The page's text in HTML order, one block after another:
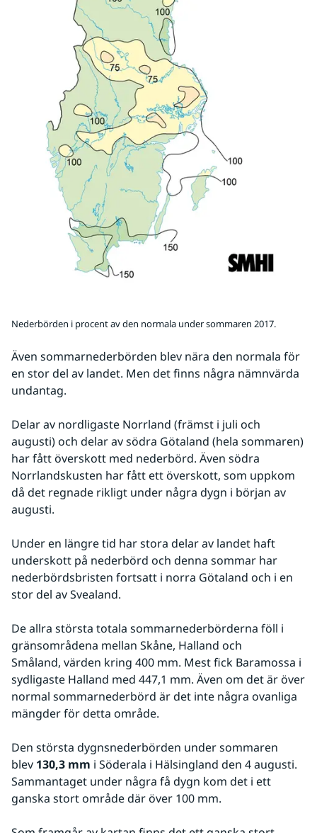
Nederbörden i procent av den normala under sommaren 2017.
Även sommarnederbörden blev nära den normala för
en stor del av landet. Men det finns några nämnvärda
undantag.
Delar av nordligaste Norrland (främst i juli och
augusti) och delar av södra Götaland (hela sommaren)
har fått överskott med nederbörd. Även södra
Norrlandskusten har fått ett överskott, som uppkom
då det regnade rikligt under några dygn i början av
augusti.
Under en längre tid har stora delar av landet haft
underskott på nederbörd och denna sommar har
nederbördsbristen fortsatt i norra Götaland och i en
stor del av Svealand.
De allra största totala sommarnederbörderna föll i
gränsområdena mellan Skåne, Halland och
Småland, värden kring 400 mm. Mest fick Baramossa i
sydligaste Halland med 447,1 mm. Även om det är över
normal sommarnederbörd är det inte några ovanliga
mängder för detta område.
Den största dygnsnederbörden under sommaren
blev 130,3 mm i Söderala i Hälsingland den 4 augusti.
Sammantaget under några få dygn kom det i ett
ganska stort område där över 100 mm.